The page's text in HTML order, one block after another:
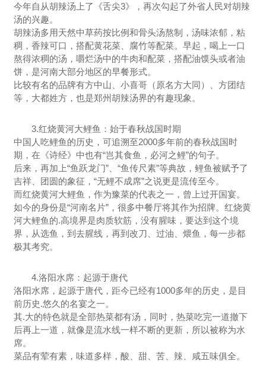
今年自从胡辣汤上了《舌尖3》，再次勾起了外省人民对胡辣
汤的兴趣。
胡辣汤多用天然中草药按比例和骨头汤熬制，汤味浓郁，粘
稠，香辣可口，搭配黄花菜、腐竹等配菜。早起，喝上一口
熬得浓稠的汤，嚼烂汤中的牛肉和配菜，搭配油馍头或者油
饼，是河南大部分地区的早餐形式。
比较有名的品牌有方中山、小喜哥（原名方大同）、方团结
等，大都姓方，也是郑州胡辣汤界的有趣现象。
3.红烧黄河大鲤鱼：始于春秋战国时期
中国人吃鲤鱼的历史，可追溯至2000多年前的春秋战国时
期，在《诗经》中也有“岂其食鱼，必河之鲤”的句子。
后来，再加上“鱼跃龙门”、“鱼传尺素”等典故，鲤鱼被赋予了
吉祥、团圆的象征，“无鲤不成席”之说更是流传至今。
而红烧黄河大鲤鱼，作为豫菜的代表之一，曾上过开国宴。
如今的身份是“河南名片”，很多中餐厅将其作为招牌。红烧黄
河大鲤鱼的.高境界是肉质软筋，没有腥味，要达到这个境
界，从选鱼，到去腥线，再到改刀、过油、煨鱼，每一步都
极其考究。
4.洛阳水席：起源于唐代
洛阳水席，起源于唐代，距今已经有1000多年的历史，是目
前历史.悠久的名宴之一。
其.大的特色就是全部热菜都有汤，同时，热菜吃完一道撤下
后再上一道，就像是流水线一样不断的更新，所以被称为水
席。
菜品有荤有素，味道多样，酸、甜、苦、辣、咸五味俱全。